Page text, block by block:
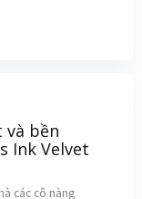
bền
Ink Velvet
các cô nàng